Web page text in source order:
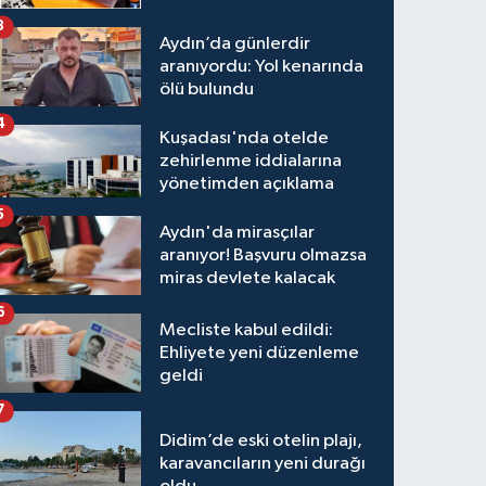
Aydın’da günlerdir
aranıyordu: Yol kenarında
ölü bulundu
Kuşadası'nda otelde
zehirlenme iddialarına
yönetimden açıklama
Aydın'da mirasçılar
aranıyor! Başvuru olmazsa
miras devlete kalacak
Mecliste kabul edildi:
Ehliyete yeni düzenleme
geldi
Didim’de eski otelin plajı,
karavancıların yeni durağı